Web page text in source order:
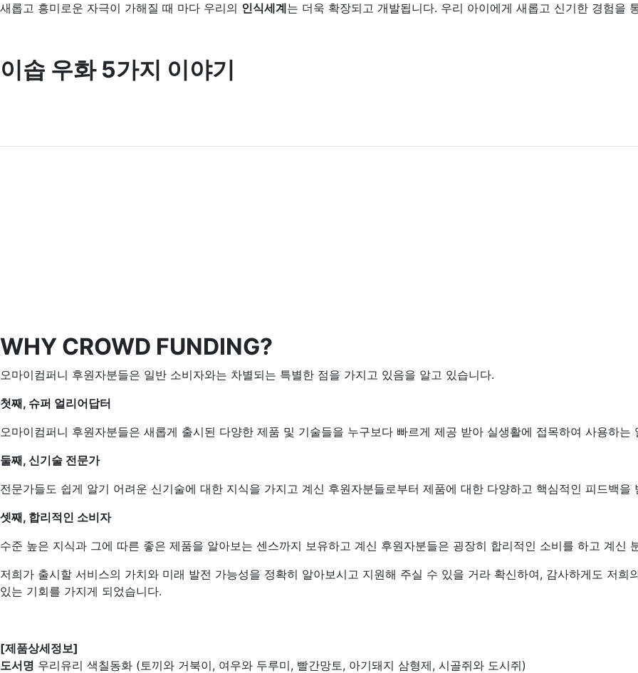
새롭고 흥미로운 자극이 가해질 때 마다 우리의 인식세계는 더욱 확장되고 개발됩니다. 우리 아이에게 새롭고 신기한 경험을
이솝 우화 5가지 이야기
WHY CROWD FUNDING?
오마이컴퍼니 후원자분들은 일반 소비자와는 차별되는 특별한 점을 가지고 있음을 알고 있습니다.
첫째, 슈퍼 얼리어답터
오마이컴퍼니 후원자분들은 새롭게 출시된 다양한 제품 및 기술들을 누구보다 빠르게 제공 받아 실생활에 접목하여 사용하는
둘째, 신기술 전문가
전문가들도 쉽게 알기 어려운 신기술에 대한 지식을 가지고 계신 후원자분들로부터 제품에 대한 다양하고 핵심적인 피드백을
셋째, 합리적인 소비자
수준 높은 지식과 그에 따른 좋은 제품을 알아보는 센스까지 보유하고 계신 후원자분들은 굉장히 합리적인 소비를 하고 계신
저희가 출시할 서비스의 가치와 미래 발전 가능성을 정확히 알아보시고 지원해 주실 수 있을 거라 확신하여, 감사하게도 저
있는 기회를 가지게 되었습니다.
[제품상세정보]
도서명 우리유리 색칠동화 (토끼와 거북이, 여우와 두루미, 빨간망토, 아기돼지 삼형제, 시골쥐와 도시쥐)